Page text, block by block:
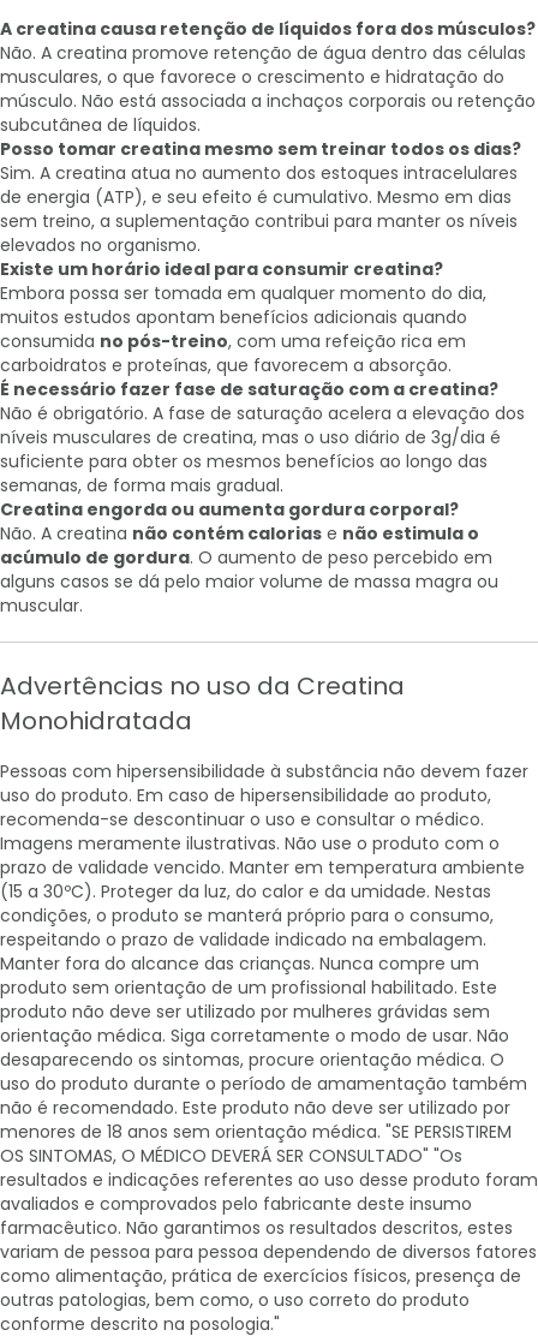
A creatina causa retenção de líquidos fora dos músculos?
Não. A creatina promove retenção de água dentro das células
musculares, o que favorece o crescimento e hidratação do
músculo. Não está associada a inchaços corporais ou retenção
subcutânea de líquidos.
Posso tomar creatina mesmo sem treinar todos os dias?
Sim. A creatina atua no aumento dos estoques intracelulares
de energia (ATP), e seu efeito é cumulativo. Mesmo em dias
sem treino, a suplementação contribui para manter os níveis
elevados no organismo.
Existe um horário ideal para consumir creatina?
Embora possa ser tomada em qualquer momento do dia,
muitos estudos apontam benefícios adicionais quando
consumida no pós-treino, com uma refeição rica em
carboidratos e proteínas, que favorecem a absorção.
É necessário fazer fase de saturação com a creatina?
Não é obrigatório. A fase de saturação acelera a elevação dos
níveis musculares de creatina, mas o uso diário de 3g/dia é
suficiente para obter os mesmos benefícios ao longo das
semanas, de forma mais gradual.
Creatina engorda ou aumenta gordura corporal?
Não. A creatina não contém calorias e não estimula o
acúmulo de gordura. O aumento de peso percebido em
alguns casos se dá pelo maior volume de massa magra ou
muscular.
Advertências no uso da Creatina
Monohidratada
Pessoas com hipersensibilidade à substância não devem fazer
uso do produto. Em caso de hipersensibilidade ao produto,
recomenda-se descontinuar o uso e consultar o médico.
Imagens meramente ilustrativas. Não use o produto com o
prazo de validade vencido. Manter em temperatura ambiente
(15 a 30ºC). Proteger da luz, do calor e da umidade. Nestas
condições, o produto se manterá próprio para o consumo,
respeitando o prazo de validade indicado na embalagem.
Manter fora do alcance das crianças. Nunca compre um
produto sem orientação de um profissional habilitado. Este
produto não deve ser utilizado por mulheres grávidas sem
orientação médica. Siga corretamente o modo de usar. Não
desaparecendo os sintomas, procure orientação médica. O
uso do produto durante o período de amamentação também
não é recomendado. Este produto não deve ser utilizado por
menores de 18 anos sem orientação médica. "SE PERSISTIREM
OS SINTOMAS, O MÉDICO DEVERÁ SER CONSULTADO" "Os
resultados e indicações referentes ao uso desse produto foram
avaliados e comprovados pelo fabricante deste insumo
farmacêutico. Não garantimos os resultados descritos, estes
variam de pessoa para pessoa dependendo de diversos fatores
como alimentação, prática de exercícios físicos, presença de
outras patologias, bem como, o uso correto do produto
conforme descrito na posologia."